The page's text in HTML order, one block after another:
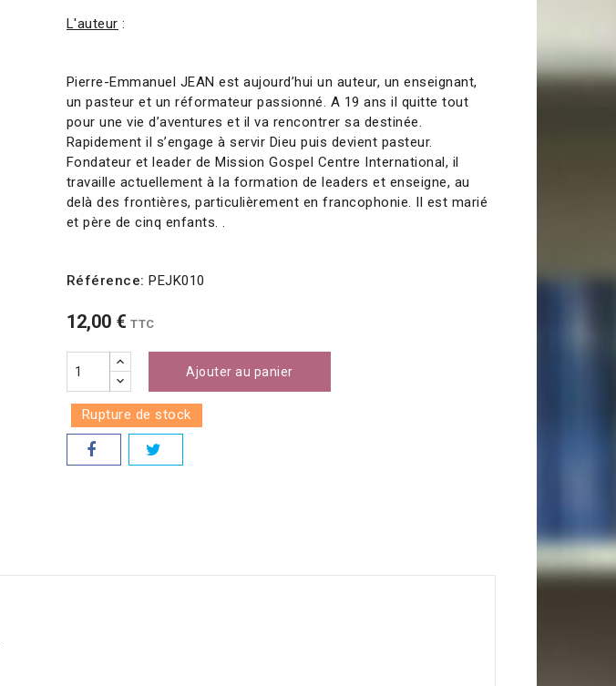
L'auteur :
Pierre-Emmanuel JEAN est aujourd’hui un auteur, un enseignant,
un pasteur et un réformateur passionné. A 19 ans il quitte tout
pour une vie d’aventures et il va rencontrer sa destinée.
Rapidement il s’engage à servir Dieu puis devient pasteur.
Fondateur et leader de Mission Gospel Centre International, il
travaille actuellement à la formation de leaders et enseigne, au
delà des frontières, particulièrement en francophonie. Il est marié
et père de cinq enfants. .
Référence: PEJK010
12,00 € TTC
Ajouter au panier
Rupture de stock